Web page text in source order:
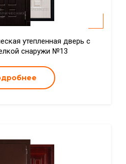
утепленная дверь с
снаружи №13